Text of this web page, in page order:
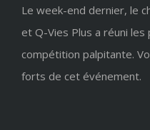
Le week-end dernier, le
et Q-Vies Plus a réuni
compétition palpitante.
forts de cet événement.